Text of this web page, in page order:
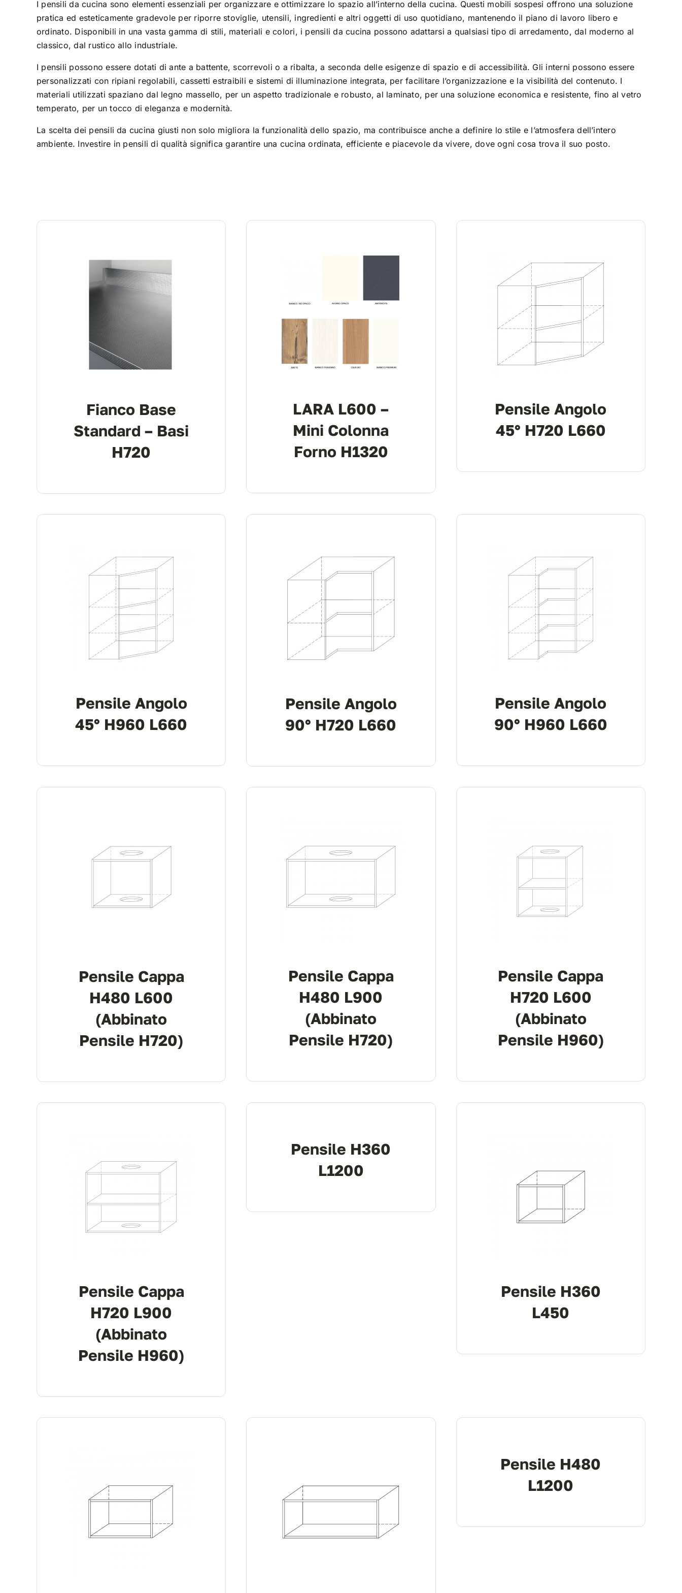
I pensili da cucina sono elementi essenziali per organizzare e ottimizzare lo spazio all’interno della cucina. Questi mobili sospesi offrono una soluzione
pratica ed esteticamente gradevole per riporre stoviglie, utensili, ingredienti e altri oggetti di uso quotidiano, mantenendo il piano di lavoro libero e
ordinato. Disponibili in una vasta gamma di stili, materiali e colori, i pensili da cucina possono adattarsi a qualsiasi tipo di arredamento, dal moderno al
classico, dal rustico allo industriale.
I pensili possono essere dotati di ante a battente, scorrevoli o a ribalta, a seconda delle esigenze di spazio e di accessibilità. Gli interni possono essere
personalizzati con ripiani regolabili, cassetti estraibili e sistemi di illuminazione integrata, per facilitare l’organizzazione e la visibilità del contenuto. I
materiali utilizzati spaziano dal legno massello, per un aspetto tradizionale e robusto, al laminato, per una soluzione economica e resistente, fino al vetro
temperato, per un tocco di eleganza e modernità.
La scelta dei pensili da cucina giusti non solo migliora la funzionalità dello spazio, ma contribuisce anche a definire lo stile e l’atmosfera dell’intero
ambiente. Investire in pensili di qualità significa garantire una cucina ordinata, efficiente e piacevole da vivere, dove ogni cosa trova il suo posto.
Fianco Base
Standard – Basi
H720
LARA L600 –
Mini Colonna
Forno H1320
Pensile Angolo
45° H720 L660
Pensile Angolo
45° H960 L660
Pensile Angolo
90° H720 L660
Pensile Angolo
90° H960 L660
Pensile Cappa
H480 L600
(abbinato
Pensile H720)
Pensile Cappa
H480 L900
(abbinato
Pensile H720)
Pensile Cappa
H720 L600
(abbinato
Pensile H960)
Pensile Cappa
H720 L900
(abbinato
Pensile H960)
Pensile H360
L1200
Pensile H360
L450
Pensile H480
L1200